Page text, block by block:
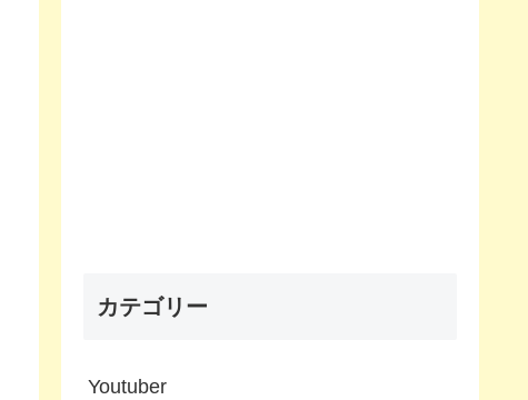
カテゴリー
Youtuber